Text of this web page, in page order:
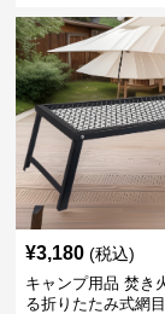
¥3,180 (税込)
キャンプ用品 焚き
る折りたたみ式網